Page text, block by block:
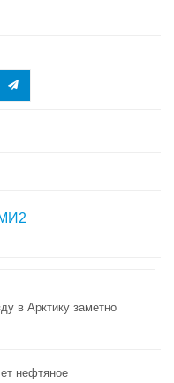
в Арктику заметно
нефтяное